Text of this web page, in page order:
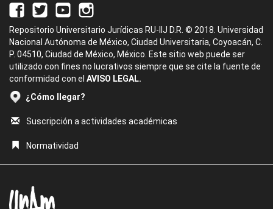
Repositorio Universitario Jurídicas RU-IIJ D.R. © 2018. Universidad
Nacional Autónoma de México, Ciudad Universitaria, Coyoacán, C.
P. 04510, Ciudad de México, México. Este sitio web puede ser
utilizado con fines no lucrativos siempre que se cite la fuente de
conformidad con el AVISO LEGAL.
¿Cómo llegar?
Suscripción a actividades académicas
Normatividad